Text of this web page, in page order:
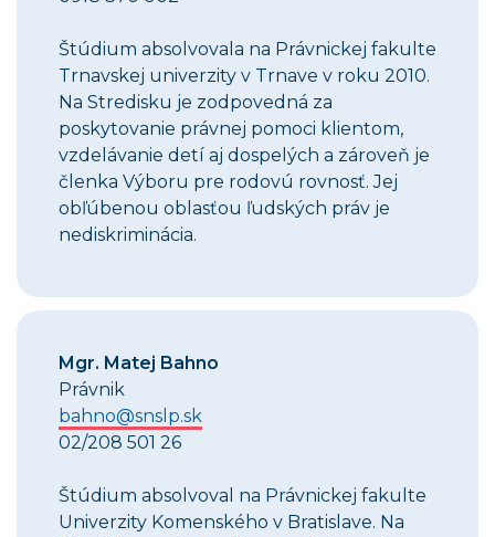
Štúdium absolvovala na Právnickej fakulte
Trnavskej univerzity v Trnave v roku 2010.
Na Stredisku je zodpovedná za
poskytovanie právnej pomoci klientom,
vzdelávanie detí aj dospelých a zároveň je
členka Výboru pre rodovú rovnosť. Jej
obľúbenou oblasťou ľudských práv je
nediskriminácia.
Mgr. Matej Bahno
Právnik
bahno@snslp.sk
02/208 501 26
Štúdium absolvoval na Právnickej fakulte
Univerzity Komenského v Bratislave. Na